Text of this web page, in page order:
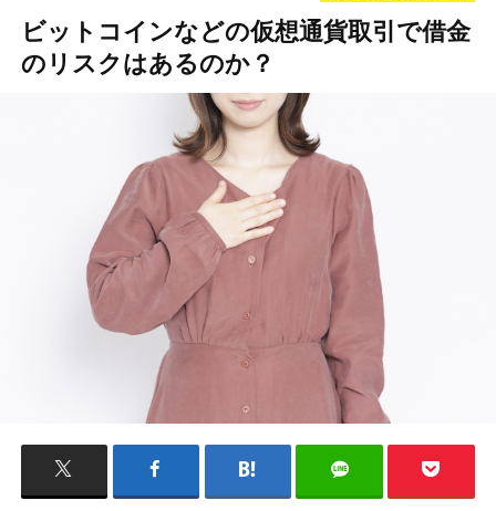
ビットコインなどの仮想通貨取引で借金
のリスクはあるのか？